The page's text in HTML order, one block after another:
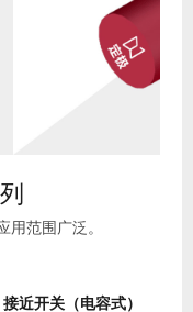
用范围广泛。
接近开关（电容式）